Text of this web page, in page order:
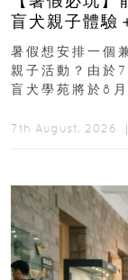
盲犬親子體
組免費名額
暑假想安排一個
親子活動？由於
盲犬學苑將於8
7th August, 2026